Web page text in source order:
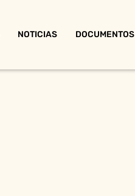
NOTICIAS DOCUMENTOS